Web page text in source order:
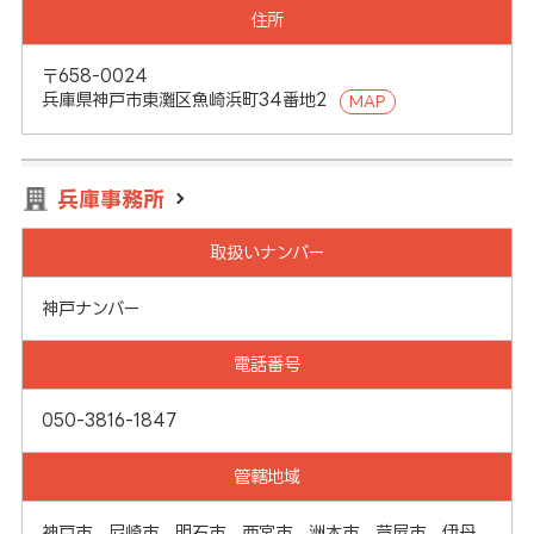
住所
〒658-0024
兵庫県神戸市東灘区魚崎浜町34番地2
MAP
兵庫事務所
取扱いナンバー
神戸ナンバー
電話番号
050-3816-1847
管轄地域